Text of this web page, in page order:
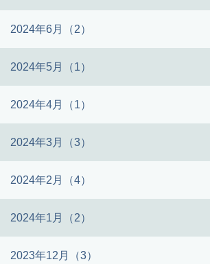
2024年6月（2）
2024年5月（1）
2024年4月（1）
2024年3月（3）
2024年2月（4）
2024年1月（2）
2023年12月（3）